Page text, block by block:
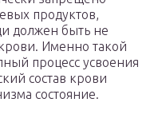
продуктов,
должен быть не
Именно такой
процесс усвоения
состав крови
состояние.